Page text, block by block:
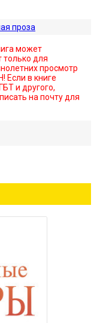
проза
может
только для
просмотр
Если в книге
и другого,
на почту для